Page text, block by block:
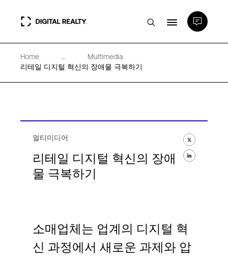
데이터 센터
전문성 및 리소스
Language
Home ...
Multimedia
리테일 디지털 혁신의 장애물 극복하기
멀티미디어
리테일 디지털 혁신의 장애
물 극복하기
소매업체는 업계의 디지털 혁
신 과정에서 새로운 과제와 압